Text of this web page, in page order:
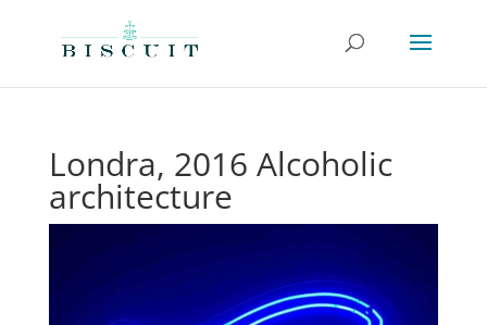
Londra, 2016 Alcoholic
architecture